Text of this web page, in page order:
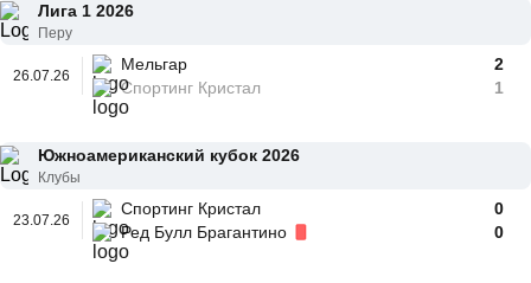
Лига 1 2026
Перу
26.07.26
Мельгар
Спортинг Кристал
2
1
Южноамериканский кубок 2026
Клубы
23.07.26
Спортинг Кристал
Ред Булл Брагантино
0
0